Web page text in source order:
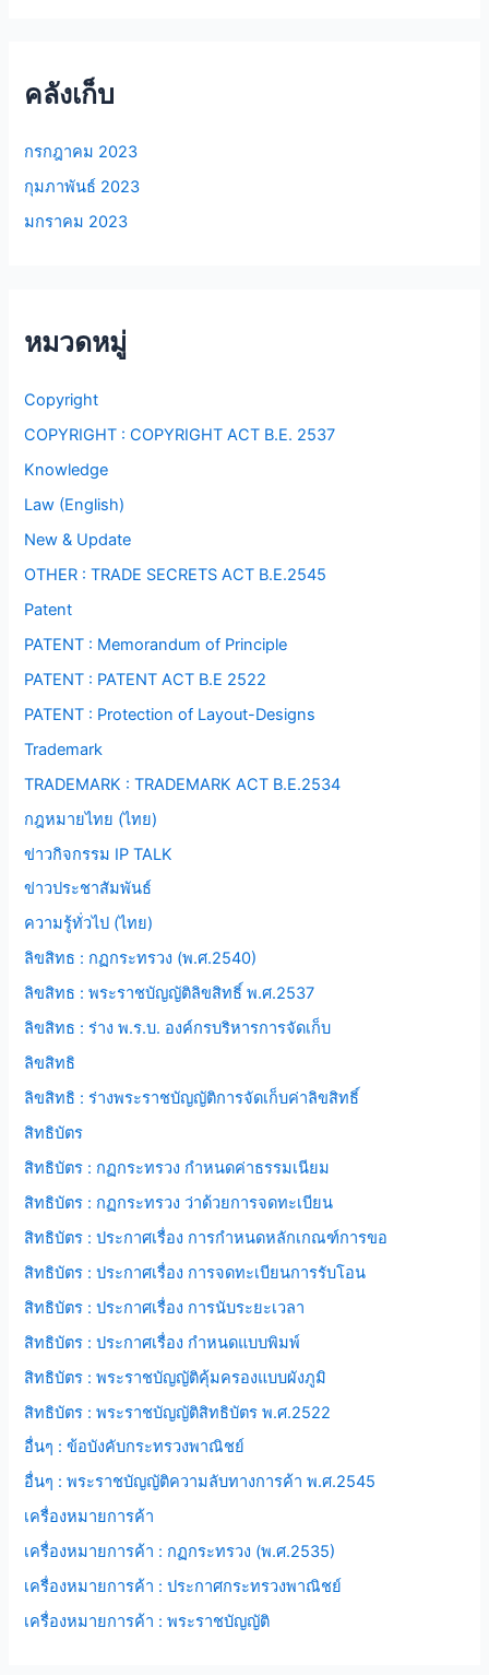
คลังเก็บ
กรกฎาคม 2023
กุมภาพันธ์ 2023
มกราคม 2023
หมวดหมู่
Copyright
COPYRIGHT : COPYRIGHT ACT B.E. 2537
Knowledge
Law (English)
New & Update
OTHER : TRADE SECRETS ACT B.E.2545
Patent
PATENT : Memorandum of Principle
PATENT : PATENT ACT B.E 2522
PATENT : Protection of Layout-Designs
Trademark
TRADEMARK : TRADEMARK ACT B.E.2534
กฎหมายไทย (ไทย)
ข่าวกิจกรรม IP TALK
ข่าวประชาสัมพันธ์
ความรู้ทั่วไป (ไทย)
ลิขสิทธ : กฏกระทรวง (พ.ศ.2540)
ลิขสิทธ : พระราชบัญญัติลิขสิทธิ์ พ.ศ.2537
ลิขสิทธ : ร่าง พ.ร.บ. องค์กรบริหารการจัดเก็บ
ลิขสิทธิ
ลิขสิทธิ : ร่างพระราชบัญญัติการจัดเก็บค่าลิขสิทธิ์
สิทธิบัตร
สิทธิบัตร : กฏกระทรวง กำหนดค่าธรรมเนียม
สิทธิบัตร : กฏกระทรวง ว่าด้วยการจดทะเบียน
สิทธิบัตร : ประกาศเรื่อง การกำหนดหลักเกณฑ์การขอ
สิทธิบัตร : ประกาศเรื่อง การจดทะเบียนการรับโอน
สิทธิบัตร : ประกาศเรื่อง การนับระยะเวลา
สิทธิบัตร : ประกาศเรื่อง กำหนดแบบพิมพ์
สิทธิบัตร : พระราชบัญญัติคุ้มครองแบบผังภูมิ
สิทธิบัตร : พระราชบัญญัติสิทธิบัตร พ.ศ.2522
อื่นๆ : ข้อบังคับกระทรวงพาณิชย์
อื่นๆ : พระราชบัญญัติความลับทางการค้า พ.ศ.2545
เครื่องหมายการค้า
เครื่องหมายการค้า : กฏกระทรวง (พ.ศ.2535)
เครื่องหมายการค้า : ประกาศกระทรวงพาณิชย์
เครื่องหมายการค้า : พระราชบัญญัติ